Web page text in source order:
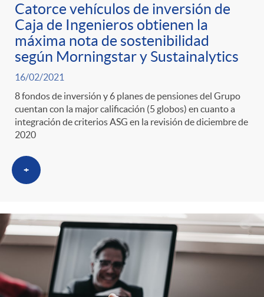
Catorce vehículos de inversión de
Caja de Ingenieros obtienen la
máxima nota de sostenibilidad
según Morningstar y Sustainalytics
16/02/2021
8 fondos de inversión y 6 planes de pensiones del Grupo
cuentan con la major calificación (5 globos) en cuanto a
integración de criterios ASG en la revisión de diciembre de
2020
+